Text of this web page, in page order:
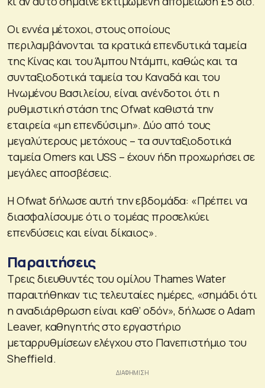
Οι εννέα μέτοχοι, στους οποίους
περιλαμβάνονται τα κρατικά επενδυτικά ταμεία
της Κίνας και του Άμπου Ντάμπι, καθώς και τα
συνταξιοδοτικά ταμεία του Καναδά και του
Ηνωμένου Βασιλείου, είναι ανένδοτοι ότι η
ρυθμιστική στάση της Ofwat καθιστά την
εταιρεία «μη επενδύσιμη». Δύο από τους
μεγαλύτερους μετόχους – τα συνταξιοδοτικά
ταμεία Omers και USS – έχουν ήδη προχωρήσει σε
μεγάλες αποσβέσεις.
Η Ofwat δήλωσε αυτή την εβδομάδα: «Πρέπει να
διασφαλίσουμε ότι ο τομέας προσελκύει
επενδύσεις και είναι δίκαιος».
Παραιτήσεις
Τρεις διευθυντές του ομίλου Thames Water
παραιτήθηκαν τις τελευταίες ημέρες, «σημάδι ότι
η αναδιάρθρωση είναι καθ’ οδόν», δήλωσε ο Adam
Leaver, καθηγητής στο εργαστήριο
μεταρρυθμίσεων ελέγχου στο Πανεπιστήμιο του
Sheffield.